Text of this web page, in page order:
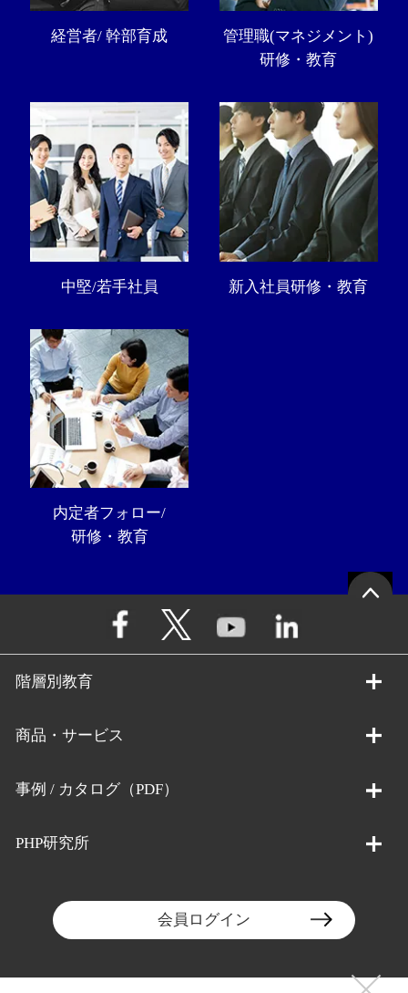
経営者/ 幹部育成
管理職(マネジメント)
研修・教育
中堅/若手社員 新入社員研修・教育
内定者フォロー/
研修・教育
階層別教育
商品・サービス
事例 / カタログ（PDF）
PHP研究所
会員ログイン